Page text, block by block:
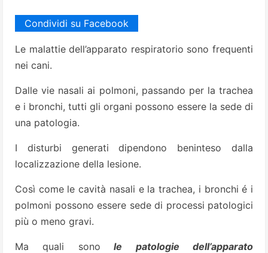
Condividi su Facebook
Le malattie dell’apparato respiratorio sono frequenti
nei cani.
Dalle vie nasali ai polmoni, passando per la trachea
e i bronchi, tutti gli organi possono essere la sede di
una patologia.
I disturbi generati dipendono beninteso dalla
localizzazione della lesione.
Così come le cavità nasali e la trachea, i bronchi é i
polmoni possono essere sede di processi patologici
più o meno gravi.
Ma quali sono le patologie dell’apparato